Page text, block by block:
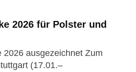
2026 für Polster und
2026 ausgezeichnet Zum
(17.01.–